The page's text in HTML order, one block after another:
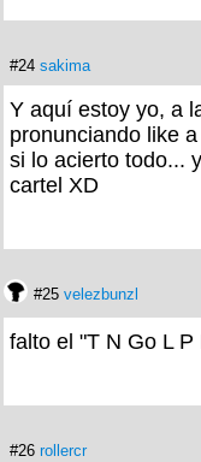
#24 sakima
Y aquí estoy yo, a
pronunciando like
si lo acierto todo...
cartel XD
#25 velezbunzl
falto el "T N Go L
#26 rollercr